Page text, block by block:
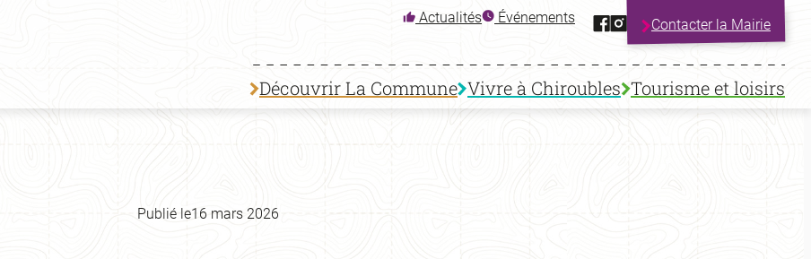
Actualités Événements Facebook
Instagram
Contacter la Mairie
Découvrir La Commune Vivre à Chiroubles Tourisme et loisirs
Publié le16 mars 2026